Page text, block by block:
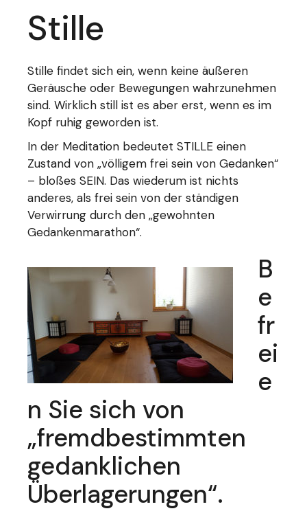
Stille
Stille findet sich ein, wenn keine äußeren
Geräusche oder Bewegungen wahrzunehmen
sind. Wirklich still ist es aber erst, wenn es im
Kopf ruhig geworden ist.
In der Meditation bedeutet STILLE einen
Zustand von „völligem frei sein von Gedanken“
– bloßes SEIN. Das wiederum ist nichts
anderes, als frei sein von der ständigen
Verwirrung durch den „gewohnten
Gedankenmarathon“.
B
e
fr
ei
e
n Sie sich von
„fremdbestimmten
gedanklichen
Überlagerungen“.